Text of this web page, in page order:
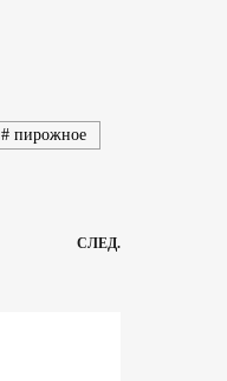
# пирожное
СЛЕД.